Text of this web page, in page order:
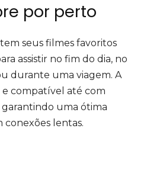
por perto
seus filmes favoritos
assistir no fim do dia, no
durante uma viagem. A
compatível até com
garantindo uma ótima
conexões lentas.